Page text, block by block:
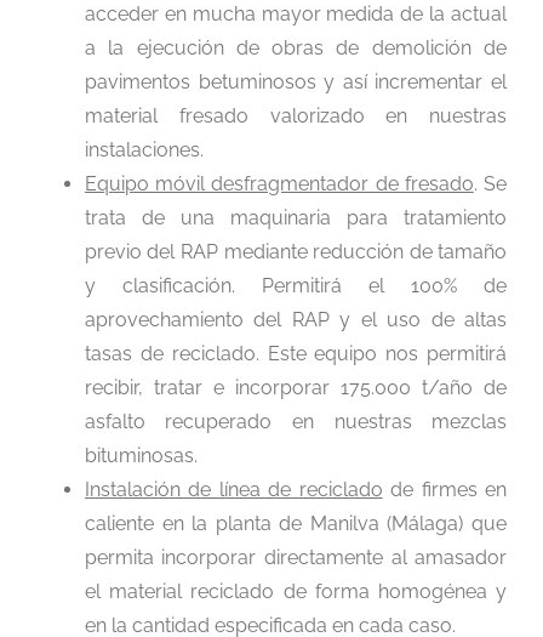
acceder en mucha mayor medida de la actual
a la ejecución de obras de demolición de
pavimentos betuminosos y así incrementar el
material fresado valorizado en nuestras
instalaciones.
Equipo móvil desfragmentador de fresado. Se
trata de una maquinaria para tratamiento
previo del RAP mediante reducción de tamaño
y clasificación. Permitirá el 100% de
aprovechamiento del RAP y el uso de altas
tasas de reciclado. Este equipo nos permitirá
recibir, tratar e incorporar 175.000 t/año de
asfalto recuperado en nuestras mezclas
bituminosas.
Instalación de línea de reciclado de firmes en
caliente en la planta de Manilva (Málaga) que
permita incorporar directamente al amasador
el material reciclado de forma homogénea y
en la cantidad especificada en cada caso.